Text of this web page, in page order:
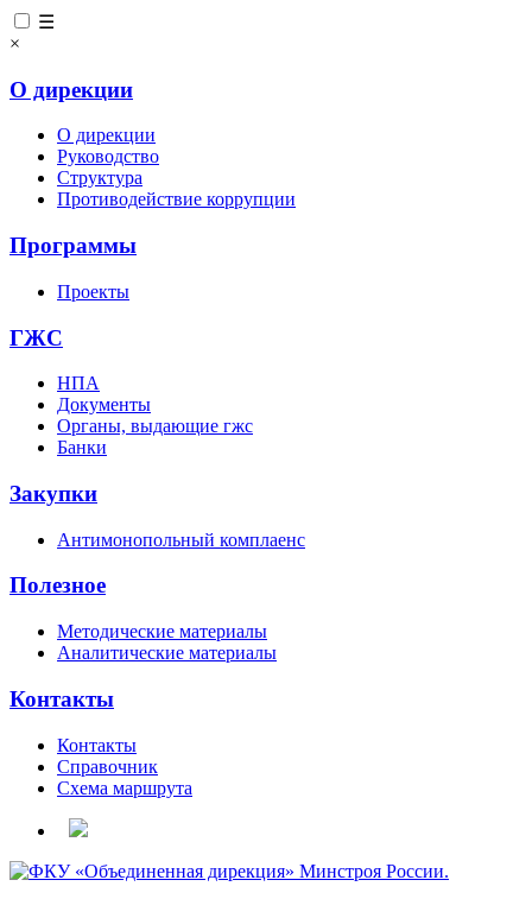
☰
×
О дирекции
О дирекции
Руководство
Структура
Противодействие коррупции
Программы
Проекты
ГЖС
НПА
Документы
Органы, выдающие гжс
Банки
Закупки
Антимонопольный комплаенс
Полезное
Методические материалы
Аналитические материалы
Контакты
Контакты
Справочник
Схема маршрута